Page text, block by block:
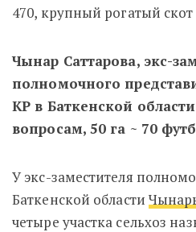
470, крупный рогатый
Чынар Саттарова, экс-
полномочного
КР в Баткенской
вопросам, 50 га ~ 70
У экс-заместителя
Баткенской области
четыре участка сельхоз